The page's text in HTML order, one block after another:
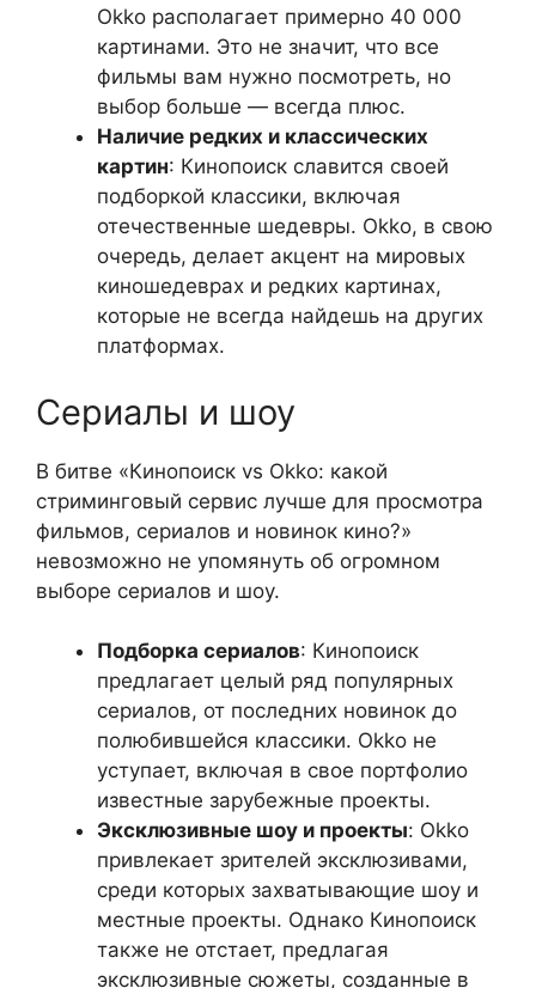
Okko располагает примерно 40 000
картинами. Это не значит, что все
фильмы вам нужно посмотреть, но
выбор больше — всегда плюс.
Наличие редких и классических
картин: Кинопоиск славится своей
подборкой классики, включая
отечественные шедевры. Okko, в свою
очередь, делает акцент на мировых
киношедеврах и редких картинах,
которые не всегда найдешь на других
платформах.
Сериалы и шоу
В битве «Кинопоиск vs Okko: какой
стриминговый сервис лучше для просмотра
фильмов, сериалов и новинок кино?»
невозможно не упомянуть об огромном
выборе сериалов и шоу.
Подборка сериалов: Кинопоиск
предлагает целый ряд популярных
сериалов, от последних новинок до
полюбившейся классики. Okko не
уступает, включая в свое портфолио
известные зарубежные проекты.
Эксклюзивные шоу и проекты: Okko
привлекает зрителей эксклюзивами,
среди которых захватывающие шоу и
местные проекты. Однако Кинопоиск
также не отстает, предлагая
эксклюзивные сюжеты, созданные в